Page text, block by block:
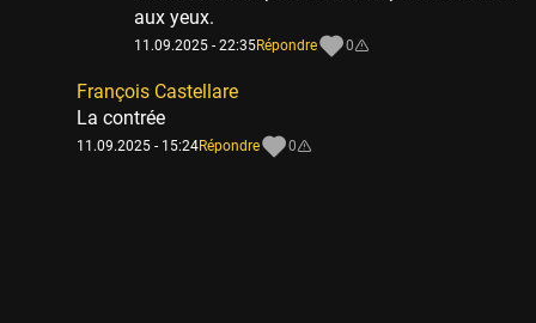
aux yeux.
11.09.2025 - 22:35Répondre 0
François Castellare
La contrée
11.09.2025 - 15:24Répondre 0